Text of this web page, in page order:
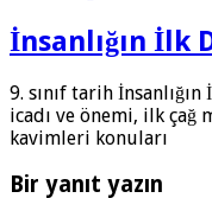
İnsanlığın İlk
9. sınıf tarih
icadı ve önemi, ilk çağ
kavimleri konuları
Bir yanıt yazın